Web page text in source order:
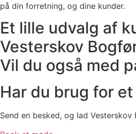
på din forretning, og dine kunder.
Et lille udvalg af
Vesterskov
Vil du også med
Har du brug for
Send en besked, og lad